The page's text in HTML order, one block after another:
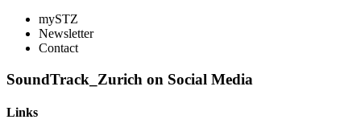
mySTZ
Newsletter
Contact
SoundTrack_Zurich on Social Media
Links